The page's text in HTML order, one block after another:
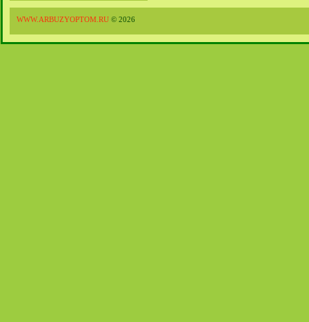
WWW.ARBUZYOPTOM.RU © 2026